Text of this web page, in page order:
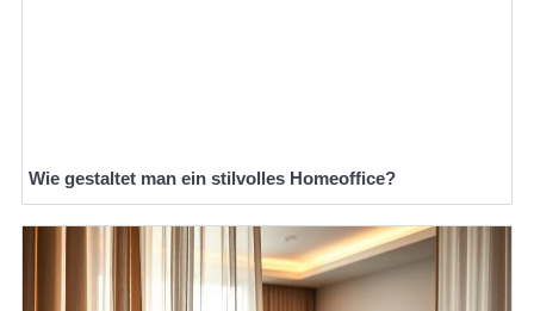
Wie gestaltet man ein stilvolles Homeoffice?